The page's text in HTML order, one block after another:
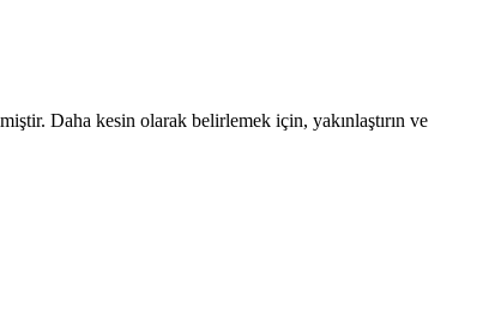
Daha kesin olarak belirlemek için, yakınlaştırın ve